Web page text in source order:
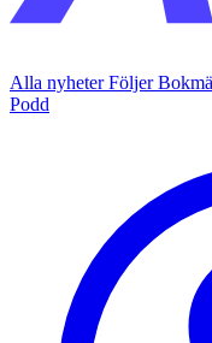
Alla nyheterFöljer
Podd